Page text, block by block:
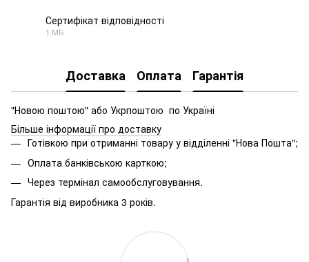
Сертифікат відповідності
1 МБ
Доставка Оплата Гарантія
"Новою поштою" або Укрпоштою по Україні
Більше інформації про доставку
Готівкою при отриманні товару у відділенні "Нова Пошта";
Оплата банківською карткою;
Через термінал самообслуговування.
Гарантія від виробника 3 років.